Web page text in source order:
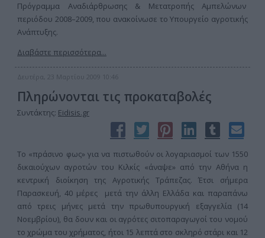
Πρόγραμμα Αναδιάρθρωσης & Μετατροπής Αμπελώνων
περιόδου 2008–2009, που ανακοίνωσε το Υπουργείο αγροτικής
Ανάπτυξης.
Διαβάστε περισσότερα...
Δευτέρα, 23 Μαρτίου 2009 10:46
Πληρώνονται τις προκαταβολές
Συντάκτης: Eidisis.gr
Το «πράσινο φως» για να πιστωθούν οι λογαριασμοί των 1550
δικαιούχων αγροτών του Κιλκίς «άναψε» από την Αθήνα η
κεντρική διοίκηση της Αγροτικής Τράπεζας. Έτσι σήμερα
Παρασκευή, 40 μέρες μετά την άλλη Ελλάδα και παραπάνω
από τρεις μήνες μετά την πρωθυπουργική εξαγγελία (14
Νοεμβρίου), θα δουν και οι αγρότες σιτοπαραγωγοί του νομού
το χρώμα του χρήματος, ήτοι 15 λεπτά στο σκληρό στάρι και 12